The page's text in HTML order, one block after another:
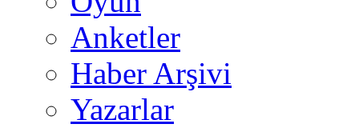
Anketler
Haber Arşivi
Yazarlar